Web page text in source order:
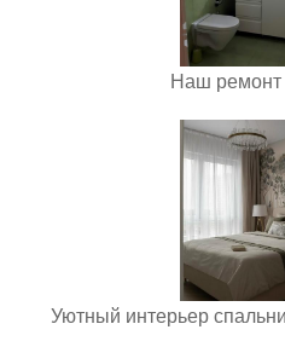
Наш ремонт
Уютный интерьер